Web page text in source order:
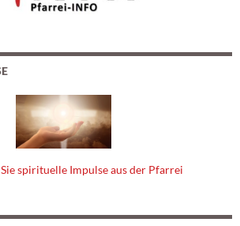
spirituelle Impulse aus der Pfarrei